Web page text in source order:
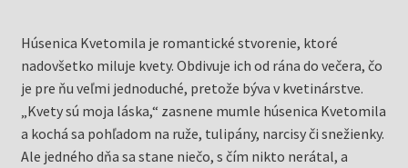
bola:
1,10 €.
je:
0,99 €.
Húsenica Kvetomila je romantické stvorenie, ktoré
nadovšetko miluje kvety. Obdivuje ich od rána do večera, čo
je pre ňu veľmi jednoduché, pretože býva v kvetinárstve.
„Kvety sú moja láska,“ zasnene mumle húsenica Kvetomila
a kochá sa pohľadom na ruže, tulipány, narcisy či snežienky.
Ale jedného dňa sa stane niečo, s čím nikto nerátal, a